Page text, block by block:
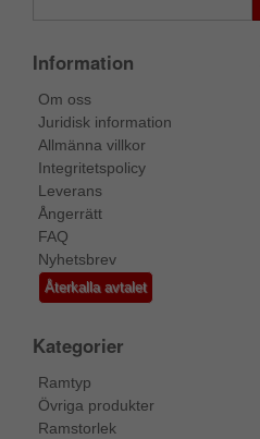
Information
Om oss
Juridisk information
Allmänna villkor
Integritetspolicy
Leverans
Ångerrätt
FAQ
Nyhetsbrev
Återkalla avtalet
Kategorier
Ramtyp
Övriga produkter
Ramstorlek